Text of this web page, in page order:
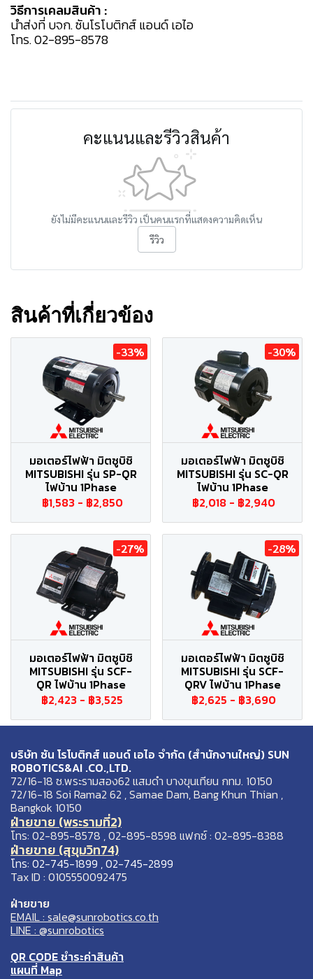
วิธีการเคลมสินค้า :
นำส่งที่ บจก. ซันโรโบติกส์ แอนด์ เอไอ
โทร. 02-895-8578
คะแนนและรีวิวสินค้า
ยังไม่มีคะแนนและรีวิว เป็นคนแรกที่แสดงความคิดเห็น
รีวิว
สินค้าที่เกี่ยวข้อง
-33%
มอเตอร์ไฟฟ้า มิตซูบิชิ
MITSUBISHI รุ่น SP-QR
ไฟบ้าน 1Phase
฿1,583 - ฿2,850
-30%
มอเตอร์ไฟฟ้า มิตซูบิชิ
MITSUBISHI รุ่น SC-QR
ไฟบ้าน 1Phase
฿2,018 - ฿2,940
-27%
มอเตอร์ไฟฟ้า มิตซูบิชิ
MITSUBISHI รุ่น SCF-
QR ไฟบ้าน 1Phase
฿2,423 - ฿3,525
-28%
มอเตอร์ไฟฟ้า มิตซูบิชิ
MITSUBISHI รุ่น SCF-
QRV ไฟบ้าน 1Phase
฿2,625 - ฿3,690
บริษัท ซัน โรโบติกส์ แอนด์ เอไอ จำกัด (สำนักงานใหญ่) SUN
ROBOTICS&AI .CO.,LTD.
72/16-18 ซ.พระรามสอง62 แสมดำ บางขุนเทียน กทม. 10150
72/16-18 Soi Rama2 62 , Samae Dam, Bang Khun Thian ,
Bangkok 10150
ฝ่ายขาย (พระรามที่2)
โทร: 02-895-8578 , 02-895-8598 แฟกซ์ : 02-895-8388
ฝ่ายขาย (สุขุมวิท74)
โทร: 02-745-1899 , 02-745-2899
Tax ID : 0105550092475
ฝ่ายขาย
EMAIL : sale@sunrobotics.co.th
LINE : @sunrobotics
QR CODE ชำระค่าสินค้า
แผนที่ Map